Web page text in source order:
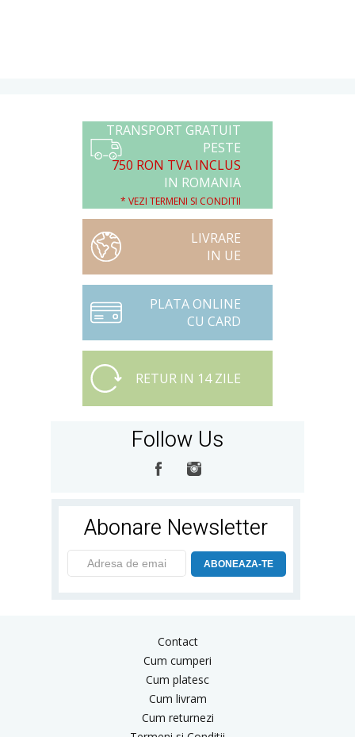
TRANSPORT GRATUIT
PESTE
750 RON TVA INCLUS
IN ROMANIA
* VEZI TERMENI SI CONDITII
LIVRARE
IN UE
PLATA ONLINE
CU CARD
RETUR IN 14 ZILE
Follow Us
Abonare Newsletter
ABONEAZA-TE
Contact
Cum cumperi
Cum platesc
Cum livram
Cum returnezi